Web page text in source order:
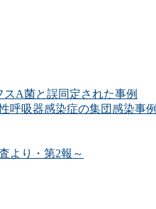
スA菌と誤同定された事例
呼吸器感染症の集団感染事例
より・第2報～